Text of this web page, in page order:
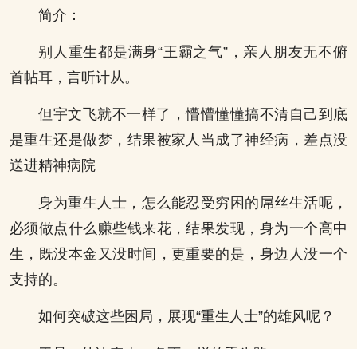
简介：
别人重生都是满身“王霸之气”，亲人朋友无不俯
首帖耳，言听计从。
但宇文飞就不一样了，懵懵懂懂搞不清自己到底
是重生还是做梦，结果被家人当成了神经病，差点没
送进精神病院
身为重生人士，怎么能忍受穷困的屌丝生活呢，
必须做点什么赚些钱来花，结果发现，身为一个高中
生，既没本金又没时间，更重要的是，身边人没一个
支持的。
如何突破这些困局，展现“重生人士”的雄风呢？